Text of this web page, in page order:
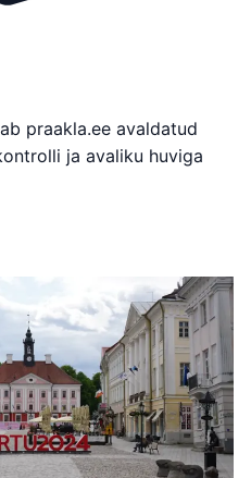
praakla.ee avaldatud
ja avaliku huviga